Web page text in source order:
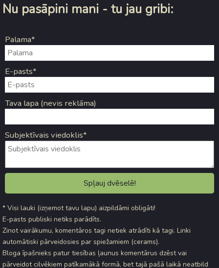
Nu pasāpini mani - tu jau gribi:
Palama*
E-pasts*
Tava lapa (nevis reklāma)
Subjektīvais viedoklis*
* Visi lauki (izņemot tavu lapu) aizpildāmi obligāti!
E-pasts publiski netiks parādīts.
Zinot vairākumu, komentāros tagi netiek atrādīti kā tagi. Linki
automātiski pārveidosies par spiežamiem (cerams).
Bloga īpašnieks patur tiesības ļaunus komentārus dzēst vai
pārveidot cilvēkiem patīkamākā formā, bet tajā pašā laikā neatbild